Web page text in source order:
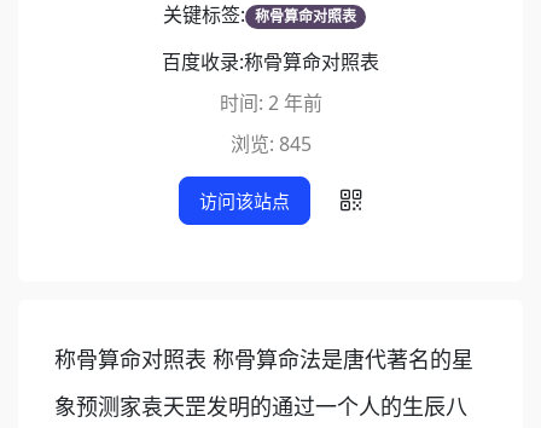
关键标签: 称骨算命对照表
百度收录:称骨算命对照表
时间: 2 年前
浏览: 845
访问该站点
称骨算命对照表 称骨算命法是唐代著名的星
象预测家袁天罡发明的通过一个人的生辰八